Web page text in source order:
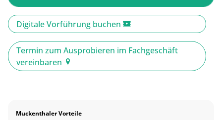
Digitale Vorführung buchen
Termin zum Ausprobieren im Fachgeschäft
vereinbaren
Muckenthaler Vorteile